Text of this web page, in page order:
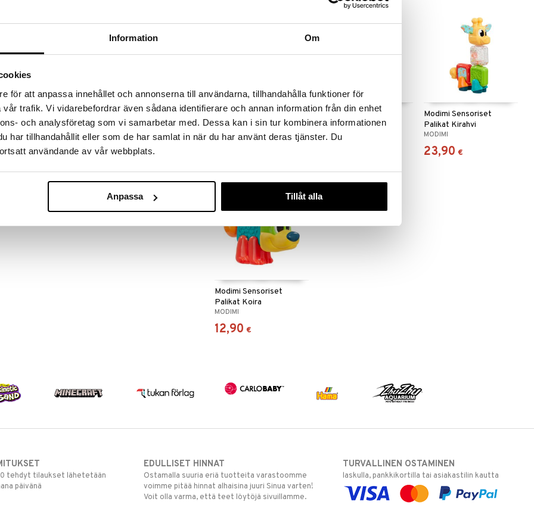
Information Om
för att anpassa innehållet och annonserna till användarna, tillhandahålla funktioner för
trafik. Vi vidarebefordrar även sådana identifierare och annan information från din enhet
och analysföretag som vi samarbetar med. Dessa kan i sin tur kombinera informationen
har tillhandahållit eller som de har samlat in när du har använt deras tjänster. Du
användande av vår webbplats.
Anpassa Tillåt alla
hinnoilla!
31.8.2026 asti mutta ole nopea -
voivat päästä loppumaan!
leikkisarja vauvoille ja taaperoille.
käsille sopivista osista. Sisältää rapisevan,
Modimi Sensoriset
Palikat Elefantti
MODIMI
Modimi Sensoriset
Palikat Hevonen
MODIMI
Modimi Sensoriset
Palikat Kirahvi
MODIMI
23,90 €
Modimi Sensoriset
Palikat Koira
MODIMI
12,90 €
tehdyt tilaukset lähetetään
päivänä
EDULLISET HINNAT
Ostamalla suuria eriä tuotteita varastoomme
voimme pitää hinnat alhaisina juuri Sinua varten!
Voit olla varma, että teet löytöjä sivuillamme.
TURVALLINEN OSTAMINEN
laskulla, pankkikortilla tai asiakastilin kautta